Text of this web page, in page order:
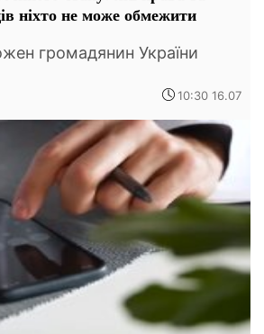
ніхто не може обмежити
громадянин України
10:30 16.07